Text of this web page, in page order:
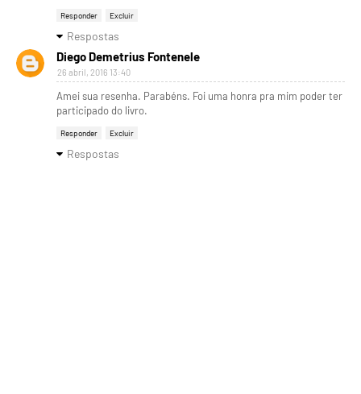
Responder Excluir
Respostas
Diego Demetrius Fontenele
26 abril, 2016 13:40
Amei sua resenha. Parabéns. Foi uma honra pra mim poder ter
participado do livro.
Responder Excluir
Respostas